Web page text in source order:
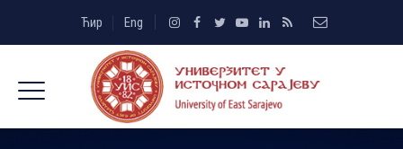
Ћир Eng